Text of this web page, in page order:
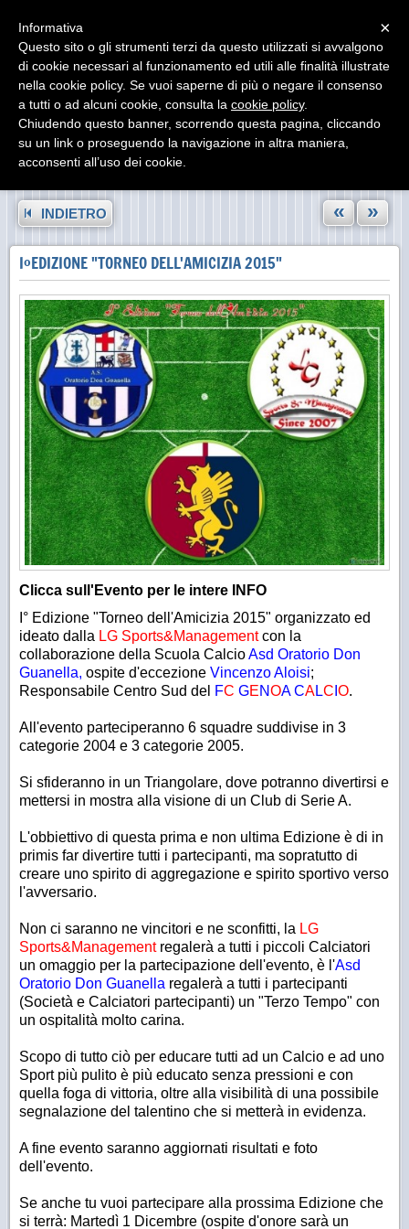
INDIETRO « »
I°EDIZIONE "TORNEO DELL'AMICIZIA 2015"
Clicca sull'Evento per le intere INFO
I° Edizione "Torneo dell'Amicizia 2015" organizzato ed
ideato dalla LG Sports&Managementcon la
collaborazione della Scuola CalcioAsd Oratorio Don
Guanella, ospite d'eccezione Vincenzo Aloisi;
Responsabile Centro Sud del FC GENOA CALC O.
All'evento parteciperanno 6 squadre suddivise in 3
categorie 2004 e 3 categorie 2005.
Si sfideranno in un Triangolare, dove potranno divertirsi e
mettersi in mostra alla visione di un Club di Serie A.
L'obbiettivo di questa prima e non ultima Edizione è di in
primis far divertire tutti i partecipanti, ma sopratutto di
creare uno spirito di aggregazione e spirito sportivo verso
l'avversario.
Non ci saranno ne vincitori e ne sconfitti, la LG
Sports&Managementregalerà a tutti i piccoli Calciatori
un omaggio per la partecipazione dell'evento, è l'Asd
Oratorio Don Guanella regalerà a tutti i partecipanti
(Società e Calciatori partecipanti) un "Terzo Tempo" con
un ospitalità molto carina.
Scopo di tutto ciò per educare tutti ad un Calcio e ad uno
Sport più pulito è più educato senza pressioni e con
quella foga di vittoria, oltre alla visibilità di una possibile
segnalazione del talentino che si metterà in evidenza.
A fine evento saranno aggiornati risultati e foto
dell'evento.
Se anche tu vuoi partecipare alla prossima Edizione che
si terrà: Martedì 1 Dicembre (ospite d'onore sarà un
×
Informativa
Questo sito o gli strumenti terzi da questo utilizzati si avvalgono
di cookie necessari al funzionamento ed utili alle finalità illustrate
nella cookie policy. Se vuoi saperne di più o negare il consenso
a tutti o ad alcuni cookie, consulta la cookie policy.
Chiudendo questo banner, scorrendo questa pagina, cliccando
su un link o proseguendo la navigazione in altra maniera,
acconsenti all’uso dei cookie.